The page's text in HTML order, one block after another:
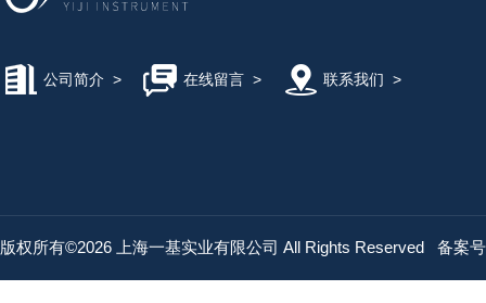
公司简介 > 在线留言> 联系我们 >
版权所有©2026 上海一基实业有限公司 All Rights Reserved 备案